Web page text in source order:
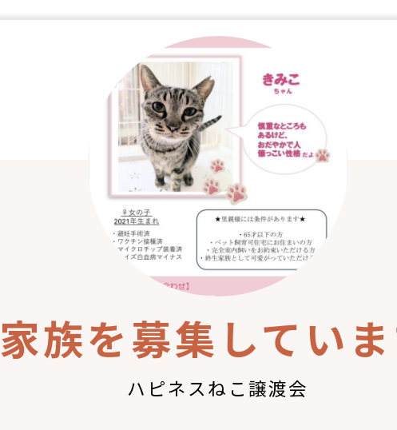
家族を募集してい
ハピネスねこ譲渡会